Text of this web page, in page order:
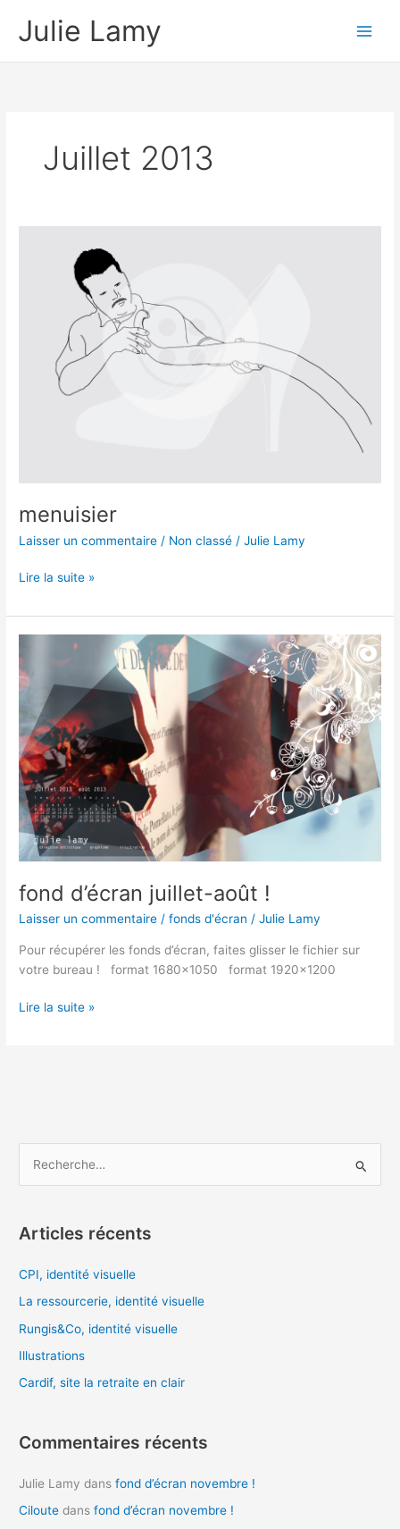
Julie Lamy
Juillet 2013
menuisier
Laisser un commentaire / Non classé /Julie Lamy
Lire la suite »
fond d’écran juillet-août !
Laisser un commentaire /fonds d'écran /Julie Lamy
Pour récupérer les fonds d’écran, faites glisser le fichier sur
votre bureau ! format 1680×1050 format 1920×1200
d’écran
juillet-
août
!
Lire la suite »
h
h
e
r
:
Articles récents
CPI, identité visuelle
La ressourcerie, identité visuelle
Rungis&Co, identité visuelle
Illustrations
Cardif, site la retraite en clair
Commentaires récents
Julie Lamy dansfond d’écran novembre !
Ciloute dansfond d’écran novembre !